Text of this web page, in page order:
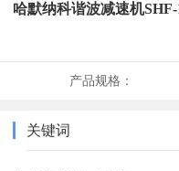
哈默纳科谐波减速机
产品规格：
关键词